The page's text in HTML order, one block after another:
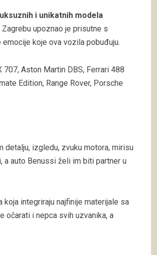
i unikatnih modela
upoznao je prisutne s
koje ova vozila pobuđuju.
Aston Martin DBS, Ferrari 488
Edition, Range Rover, Porsche
izgledu, zvuku motora, mirisu
auto Benussi želi im biti partner u
integriraju najfinije materijale sa
očarati i nepca svih uzvanika, a